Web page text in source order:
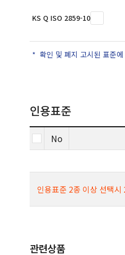
KS Q ISO 2859-10
확인 및 폐지 고시된 표준
인용표준
No
인용표준 2종 이상 선택시
관련상품